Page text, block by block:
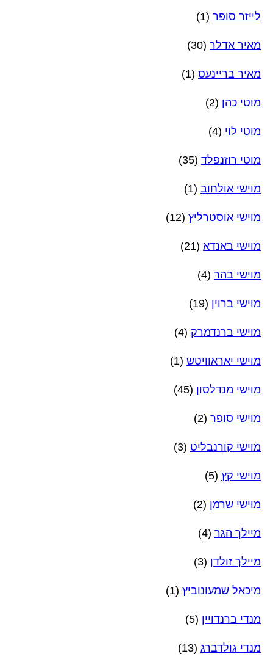
לייזר סופר (1)
מאיר אדלר (30)
מאיר בריינעס (1)
מוטי כהן (2)
מוטי לוי (4)
מוטי רוזנפלד (35)
מוישי אולחוב (1)
מוישי אוסטרליץ (12)
מוישי באנדא (21)
מוישי בהר (4)
מוישי ברוין (19)
מוישי ברנדמרק (4)
מוישי יאראוויטש (1)
מוישי מנדלסון (45)
מוישי סופר (2)
מוישי קורנבליט (3)
מוישי קץ (5)
מוישי שרמן (2)
מיילך הגר (4)
מיילך זולדן (3)
מיכאל שמעונוביץ (1)
מנדי ברנדויין (5)
מנדי גולדברג (13)